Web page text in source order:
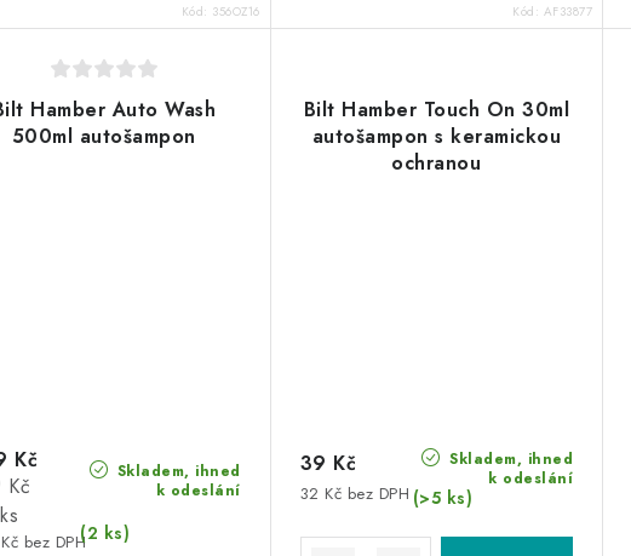
Kód: 356OZ16 Kód: AF33877
Hamber Auto Wash
500ml autošampon
Skladem, ihned
k odeslání
(2 ks)
bez DPH
Kč
Kč
Bilt Hamber Touch On 30ml
autošampon s keramickou
ochranou
Skladem, ihned
k odeslání
(>5 ks)
32 Kč bez DPH
39 Kč